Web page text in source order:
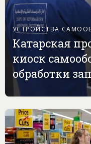
УСТРОЙСТВА
Катарская
киоск
обработки